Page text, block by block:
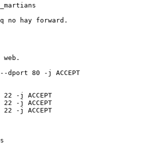
no hay forward.
dport 80 -j ACCEPT
-j ACCEPT
-j ACCEPT
-j ACCEPT